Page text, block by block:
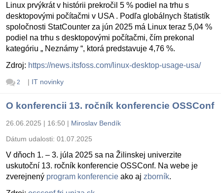
Linux prvýkrát v histórii prekročil 5 % podiel na trhu s
desktopovými počítačmi v USA . Podľa globálnych štatistík
spoločnosti StatCounter za jún 2025 má Linux teraz 5,04 %
podiel na trhu s desktopovými počítačmi, čím prekonal
kategóriu „ Neznámy “, ktorá predstavuje 4,76 %.
Zdroj: https://news.itsfoss.com/linux-desktop-usage-usa/
2 | IT novinky
O konferencii 13. ročník konferencie OSSConf
26.06.2025 | 16:50 | Miroslav Bendík
Dátum udalosti: 01.07.2025
V dňoch 1. – 3. júla 2025 sa na Žilinskej univerzite
uskutoční 13. ročník konferencie OSSConf. Na webe je
zverejnený program konferencie ako aj zborník.